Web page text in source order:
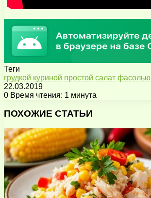
Теги
грудкой куриной простой салат фасолью
22.03.2019
0 Время чтения: 1 минута
через
почту
ПОХОЖИЕ СТАТЬИ